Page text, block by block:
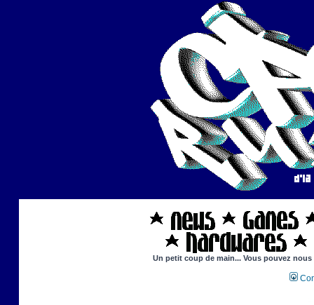
Un petit coup de main... Vous pouvez